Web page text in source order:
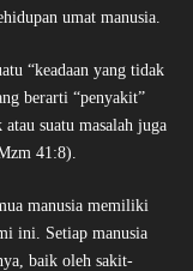
umat manusia.
“keadaan yang tidak
berarti “penyakit”
suatu masalah juga
41:8).
manusia memiliki
ini. Setiap manusia
baik oleh sakit-